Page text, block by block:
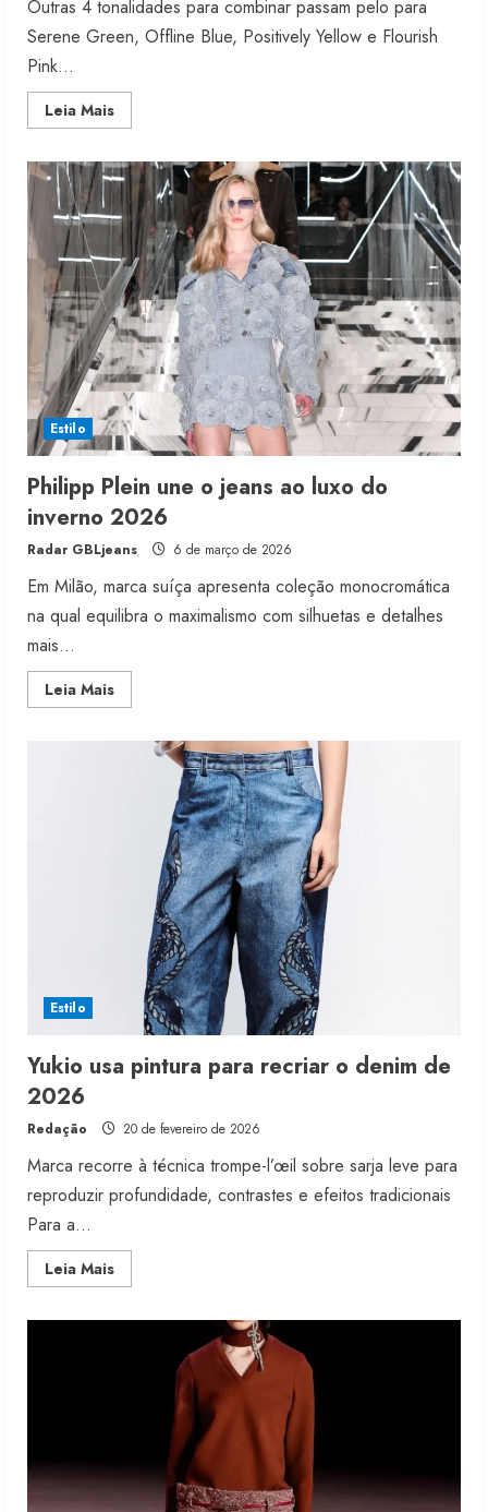
Outras 4 tonalidades para combinar passam pelo para
Serene Green, Offline Blue, Positively Yellow e Flourish
Pink...
Leia MaisRead
more
Earth
será
a
cor
do
ano
de
2028
da
WGSN
Estilo
Philipp Plein une o jeans ao luxo do
inverno 2026
Radar GBLjeans 6 de março de 2026
Em Milão, marca suíça apresenta coleção monocromática
na qual equilibra o maximalismo com silhuetas e detalhes
mais...
Leia MaisRead
more
inverno
Estilo
Yukio usa pintura para recriar o denim de
2026
Redação 20 de fevereiro de 2026
Marca recorre à técnica trompe-l’œil sobre sarja leve para
reproduzir profundidade, contrastes e efeitos tradicionais
Para a...
Leia MaisRead
more